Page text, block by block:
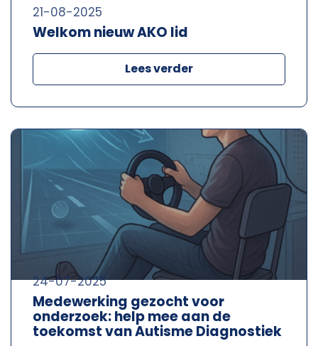
Welkom nieuw AKO lid
21-08-2025
Lees verder
Medewerking gezocht voor
onderzoek: help mee aan de
toekomst van Autisme Diagnostiek
24-07-2025